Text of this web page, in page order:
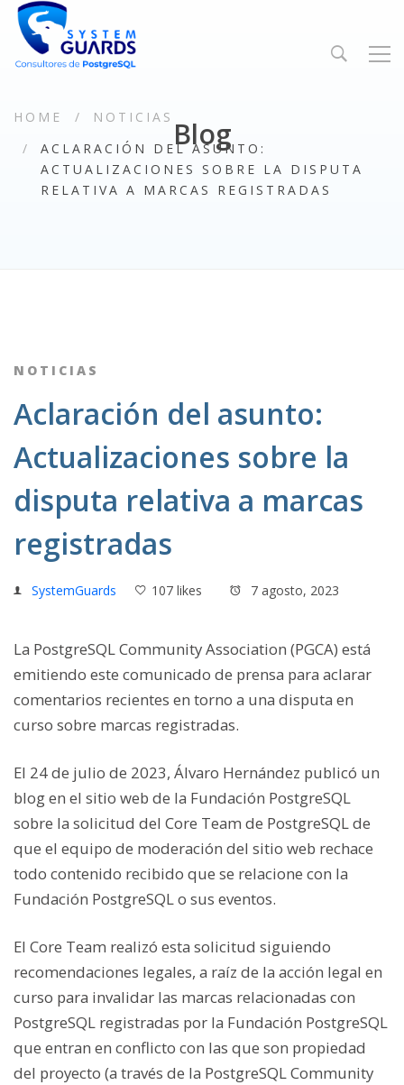
Blog
HOME
NOTICIAS
ACLARACIÓN DEL ASUNTO:
ACTUALIZACIONES SOBRE LA DISPUTA
RELATIVA A MARCAS REGISTRADAS
NOTICIAS
Aclaración del asunto:
Actualizaciones sobre la
disputa relativa a marcas
registradas
SystemGuards 107 likes 7 agosto, 2023
La PostgreSQL Community Association (PGCA) está
emitiendo este comunicado de prensa para aclarar
comentarios recientes en torno a una disputa en
curso sobre marcas registradas.
El 24 de julio de 2023, Álvaro Hernández publicó un
blog en el sitio web de la Fundación PostgreSQL
sobre la solicitud del Core Team de PostgreSQL de
que el equipo de moderación del sitio web rechace
todo contenido recibido que se relacione con la
Fundación PostgreSQL o sus eventos.
El Core Team realizó esta solicitud siguiendo
recomendaciones legales, a raíz de la acción legal en
curso para invalidar las marcas relacionadas con
PostgreSQL registradas por la Fundación PostgreSQL
que entran en conflicto con las que son propiedad
del proyecto (a través de la PostgreSQL Community